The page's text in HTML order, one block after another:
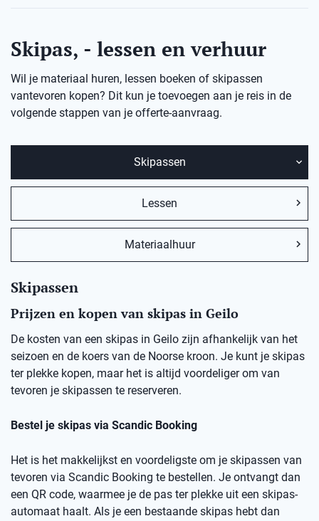
Skipas, - lessen en verhuur
Wil je materiaal huren, lessen boeken of skipassen
vantevoren kopen? Dit kun je toevoegen aan je reis in de
volgende stappen van je offerte-aanvraag.
Skipassen
Lessen
Materiaalhuur
Skipassen
Prijzen en kopen van skipas in Geilo
De kosten van een skipas in Geilo zijn afhankelijk van het
seizoen en de koers van de Noorse kroon. Je kunt je skipas
ter plekke kopen, maar het is altijd voordeliger om van
tevoren je skipassen te reserveren.
Bestel je skipas via Scandic Booking
Het is het makkelijkst en voordeligste om je skipassen van
tevoren via Scandic Booking te bestellen. Je ontvangt dan
een QR code, waarmee je de pas ter plekke uit een skipas-
automaat haalt. Als je een bestaande skipas hebt dan